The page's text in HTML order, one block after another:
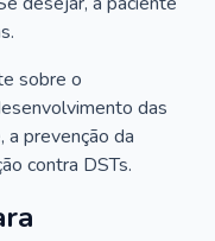
sobre o
das
a prevenção da
contra DSTs.